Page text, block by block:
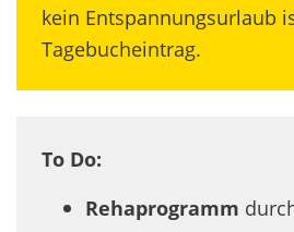
kein Entspannungsurlaub
Tagebucheintrag.
To Do:
Rehaprogramm